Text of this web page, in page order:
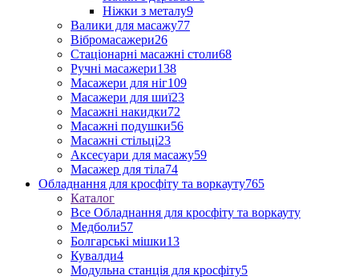
Ніжки з металу9
Валики для масажу77
Вібромасажери26
Стаціонарні масажні столи68
Ручні масажери138
Масажери для ніг109
Масажери для шиї23
Масажні накидки72
Масажні подушки56
Масажні стільці23
Аксесуари для масажу59
Масажер для тіла74
Обладнання для кросфіту та воркауту765
Каталог
Все Обладнання для кросфіту та воркауту
Медболи57
Болгарські мішки13
Кувалди4
Модульна станція для кросфіту5